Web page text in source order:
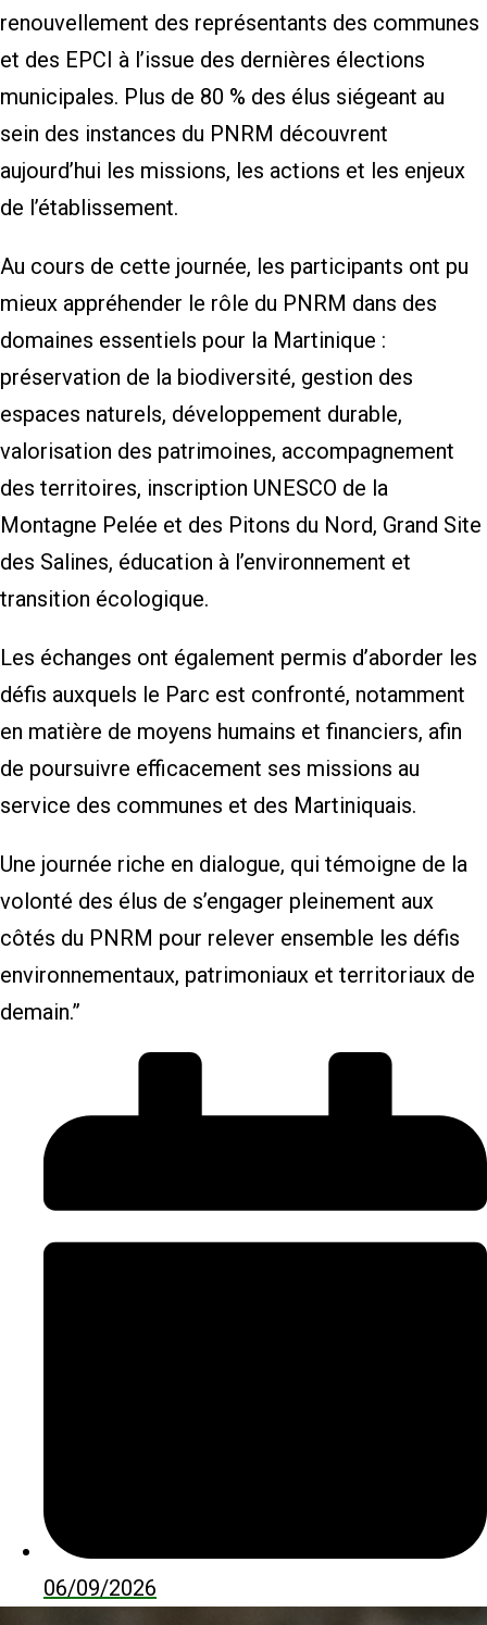
renouvellement des représentants des communes
et des EPCI à l’issue des dernières élections
municipales. Plus de 80 % des élus siégeant au
sein des instances du PNRM découvrent
aujourd’hui les missions, les actions et les enjeux
de l’établissement.
Au cours de cette journée, les participants ont pu
mieux appréhender le rôle du PNRM dans des
domaines essentiels pour la Martinique :
préservation de la biodiversité, gestion des
espaces naturels, développement durable,
valorisation des patrimoines, accompagnement
des territoires, inscription UNESCO de la
Montagne Pelée et des Pitons du Nord, Grand Site
des Salines, éducation à l’environnement et
transition écologique.
Les échanges ont également permis d’aborder les
défis auxquels le Parc est confronté, notamment
en matière de moyens humains et financiers, afin
de poursuivre efficacement ses missions au
service des communes et des Martiniquais.
Une journée riche en dialogue, qui témoigne de la
volonté des élus de s’engager pleinement aux
côtés du PNRM pour relever ensemble les défis
environnementaux, patrimoniaux et territoriaux de
demain.”
06/09/2026